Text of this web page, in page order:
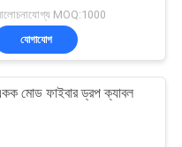
MOQ:1000
যোগাযোগ
মোড ফাইবার ড্রপ ক্যাবল